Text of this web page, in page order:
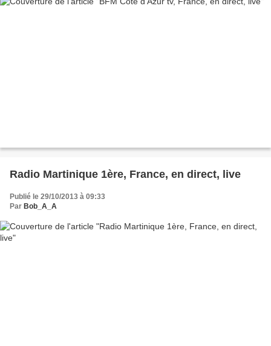
Radio Martinique 1ère, France, en direct, live
Publié le 29/10/2013 à 09:33
Par Bob_A_A